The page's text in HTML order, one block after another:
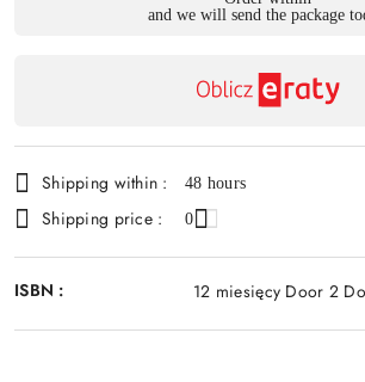
and we will send the package
Shipping within : 48 hours
Shipping price : 0
ISBN : 12 miesięcy Door 2